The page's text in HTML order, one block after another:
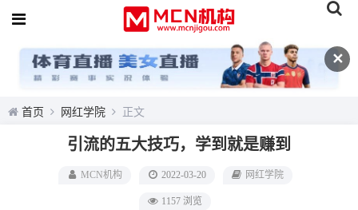
✕
首页 网红学院 正文
引流的五大技巧，学到就是赚到
MCN机构 2022-03-20 网红学院
1157 浏览